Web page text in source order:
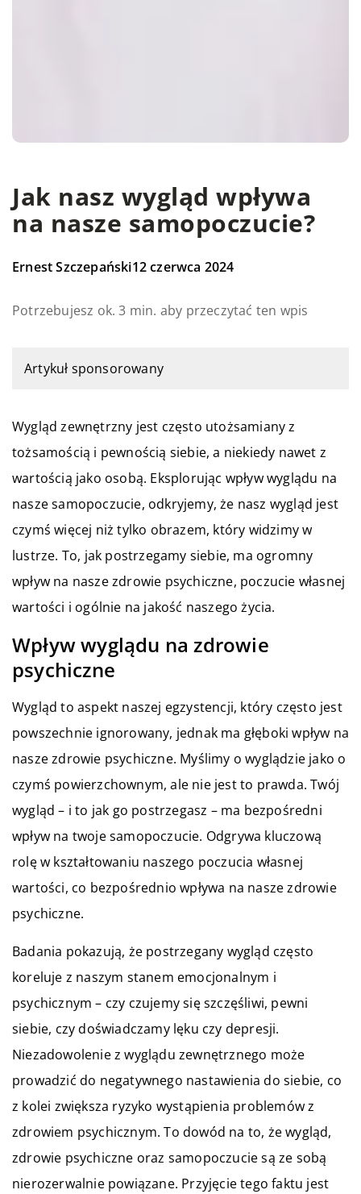
Jak nasz wygląd wpływa
na nasze samopoczucie?
Ernest Szczepański12 czerwca 2024
Potrzebujesz ok. 3 min. aby przeczytać ten wpis
Artykuł sponsorowany
Wygląd zewnętrzny jest często utożsamiany z
tożsamością i pewnością siebie, a niekiedy nawet z
wartością jako osobą. Eksplorując wpływ wyglądu na
nasze samopoczucie, odkryjemy, że nasz wygląd jest
czymś więcej niż tylko obrazem, który widzimy w
lustrze. To, jak postrzegamy siebie, ma ogromny
wpływ na nasze zdrowie psychiczne, poczucie własnej
wartości i ogólnie na jakość naszego życia.
Wpływ wyglądu na zdrowie
psychiczne
Wygląd to aspekt naszej egzystencji, który często jest
powszechnie ignorowany, jednak ma głęboki wpływ na
nasze zdrowie psychiczne. Myślimy o wyglądzie jako o
czymś powierzchownym, ale nie jest to prawda. Twój
wygląd – i to jak go postrzegasz – ma bezpośredni
wpływ na twoje samopoczucie. Odgrywa kluczową
rolę w kształtowaniu naszego poczucia własnej
wartości, co bezpośrednio wpływa na nasze zdrowie
psychiczne.
Badania pokazują, że postrzegany wygląd często
koreluje z naszym stanem emocjonalnym i
psychicznym – czy czujemy się szczęśliwi, pewni
siebie, czy doświadczamy lęku czy depresji.
Niezadowolenie z wyglądu zewnętrznego może
prowadzić do negatywnego nastawienia do siebie, co
z kolei zwiększa ryzyko wystąpienia problemów z
zdrowiem psychicznym. To dowód na to, że wygląd,
zdrowie psychiczne oraz samopoczucie są ze sobą
nierozerwalnie powiązane. Przyjęcie tego faktu jest